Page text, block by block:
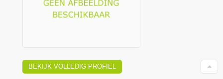
BEKIJK VOLLEDIG PROFIEL